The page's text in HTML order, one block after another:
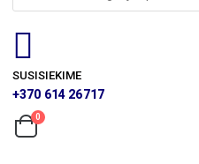
SUSISIEKIME
+370 614 26717
0